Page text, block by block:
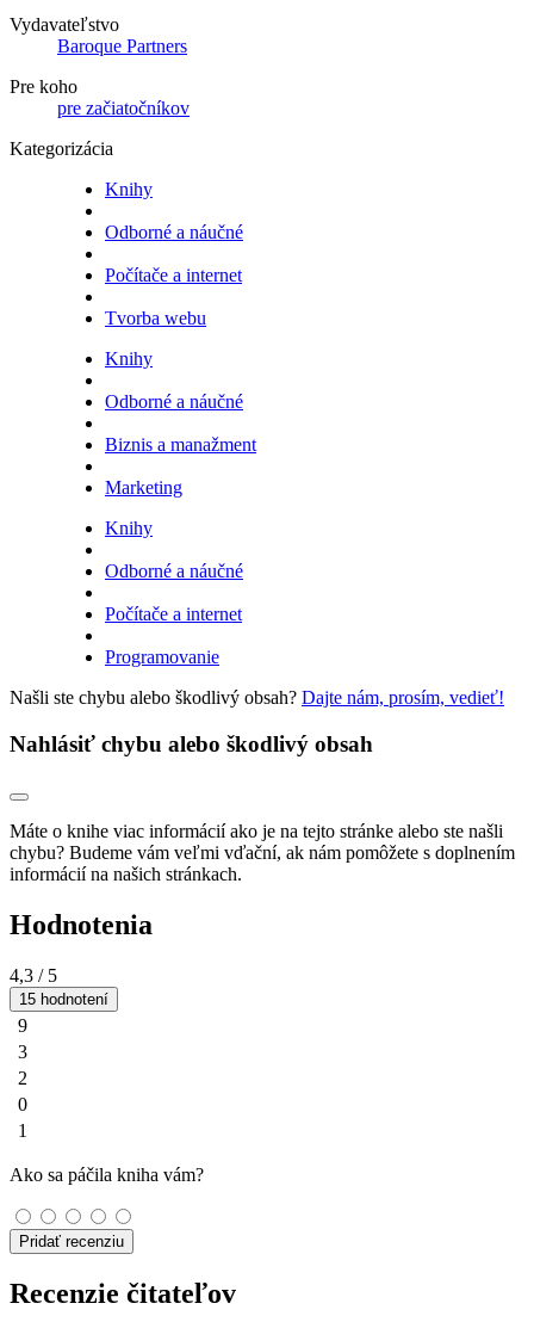
Vydavateľstvo
Baroque Partners
Pre koho
pre začiatočníkov
Kategorizácia
Knihy
Odborné a náučné
Počítače a internet
Tvorba webu
Knihy
Odborné a náučné
Biznis a manažment
Marketing
Knihy
Odborné a náučné
Počítače a internet
Programovanie
Našli ste chybu alebo škodlivý obsah? Dajte nám, prosím, vedieť!
Nahlásiť chybu alebo škodlivý obsah
Máte o knihe viac informácií ako je na tejto stránke alebo ste našli
chybu? Budeme vám veľmi vďační, ak nám pomôžete s doplnením
informácií na našich stránkach.
Hodnotenia
4,3 / 5
15 hodnotení
9
3
2
0
1
Ako sa páčila kniha vám?
Pridať recenziu
Recenzie čitateľov